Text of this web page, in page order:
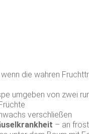
die wahren
umgeben von zwei
verschließen
– an